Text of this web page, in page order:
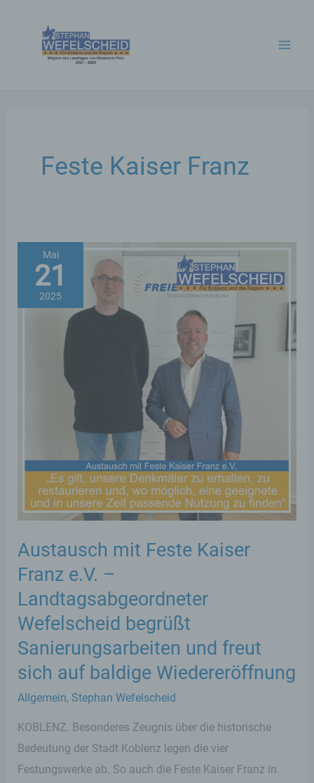
Feste Kaiser Franz
Mai
21
2025
Austausch mit Feste Kaiser
Franz e.V. –
Landtagsabgeordneter
Wefelscheid begrüßt
Sanierungsarbeiten und freut
sich auf baldige Wiedereröffnung
Allgemein, Stephan Wefelscheid
KOBLENZ. Besonderes Zeugnis über die historische
Bedeutung der Stadt Koblenz legen die vier
Festungswerke ab. So auch die Feste Kaiser Franz in